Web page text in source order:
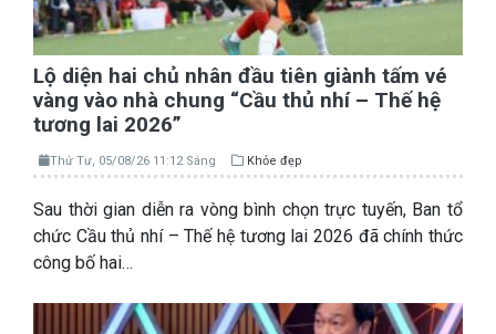
Lộ diện hai chủ nhân đầu tiên giành tấm vé
vàng vào nhà chung “Cầu thủ nhí – Thế hệ
tương lai 2026”
Thứ Tư, 05/08/26 11:12 Sáng Khỏe đẹp
Sau thời gian diễn ra vòng bình chọn trực tuyến, Ban tổ
chức Cầu thủ nhí – Thế hệ tương lai 2026 đã chính thức
công bố hai…